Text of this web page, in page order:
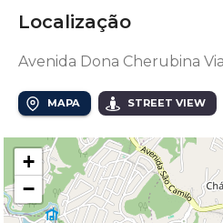
Localização
Avenida Dona Cherubina
MAPA STREET VIEW
+
−